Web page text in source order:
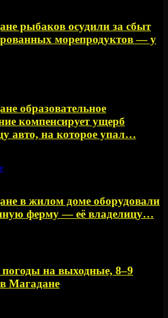
рыбаков осудили за сбыт
морепродуктов — у
образовательное
компенсирует ущерб
авто, на которое упал…
в жилом доме оборудовали
ферму — её владелицу…
на выходные, 8–9
в Магадане